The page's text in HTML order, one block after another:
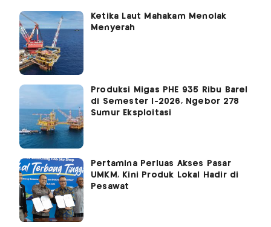
Ketika Laut Mahakam Menolak
Menyerah
Produksi Migas PHE 935 Ribu Barel
di Semester I-2026, Ngebor 278
Sumur Eksploitasi
Pertamina Perluas Akses Pasar
UMKM, Kini Produk Lokal Hadir di
Pesawat